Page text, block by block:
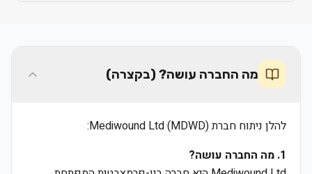
מה החברה עושה? (בקצרה)
להלן ניתוח חברת Mediwound Ltd (MDWD):
1. מה החברה עושה?